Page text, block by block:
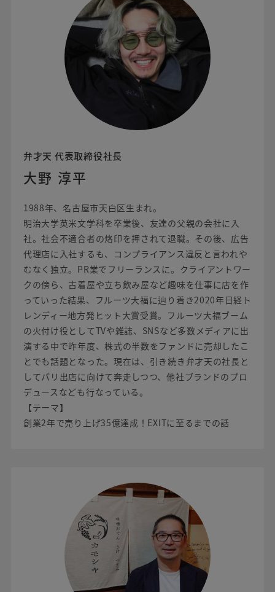
弁才天 代表取締役社長
大野 淳平
1988年、名古屋市天白区生まれ。
明治大学英米文学科を卒業後、友達の父親の会社に入
社。社会不適合者の烙印を押されて退職。その後、広告
代理店に入社するも、コンプライアンス違反と言われや
むなく独立。PR業でフリーランスに。クライアントワー
クの傍ら、古着屋や立ち飲み屋など趣味を仕事に店を作
っていった結果、フルーツ大福に辿り着き2020年日経ト
レンディー地方発ヒット大賞受賞。フルーツ大福ブーム
の火付け役としてTVや雑誌、SNSなど多数メディアに出
演する中で昨年度、株式の半数をファンドに売却したこ
とでも話題となった。現在は、引き続き弁才天の社長と
してパリ出店に向けて奔走しつつ、他社ブランドのプロ
デュースなども行なっている。
【テーマ】
創業2年で売り上げ35億達成！EXITに至るまでの話